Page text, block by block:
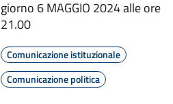
giorno 6 MAGGIO 2024 alle ore
21.00
Comunicazione istituzionale
Comunicazione politica